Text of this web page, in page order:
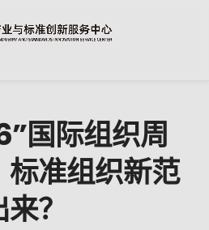
国际组织周
准组织新范
？